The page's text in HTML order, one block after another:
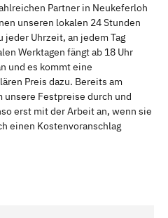
Partner in Neukeferloh
unseren lokalen 24 Stunden
Uhrzeit, an jedem Tag
Werktagen fängt ab 18 Uhr
und es kommt eine
Preis dazu. Bereits am
unsere Festpreise durch und
erst mit der Arbeit an, wenn sie
einen Kostenvoranschlag